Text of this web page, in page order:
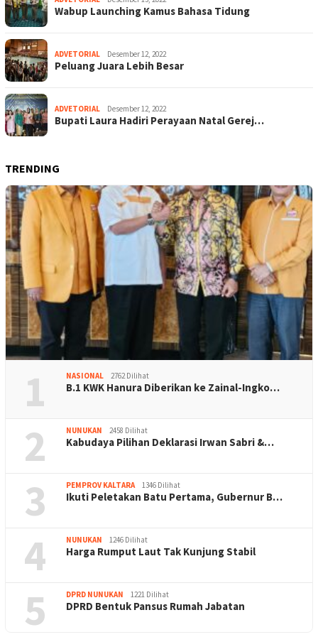
Wabup Launching Kamus Bahasa Tidung
ADVETORIAL Desember 12, 2022
Peluang Juara Lebih Besar
ADVETORIAL Desember 12, 2022
Bupati Laura Hadiri Perayaan Natal Gerej…
TRENDING
1 NASIONAL 2762 Dilihat
B.1 KWK Hanura Diberikan ke Zainal-Ingko…
2 NUNUKAN 2458 Dilihat
Kabudaya Pilihan Deklarasi Irwan Sabri &…
3 PEMPROV KALTARA 1346 Dilihat
Ikuti Peletakan Batu Pertama, Gubernur B…
4 NUNUKAN 1246 Dilihat
Harga Rumput Laut Tak Kunjung Stabil
5 DPRD NUNUKAN 1221 Dilihat
DPRD Bentuk Pansus Rumah Jabatan